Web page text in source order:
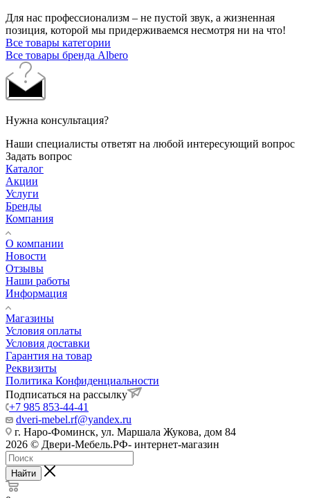
Для нас профессионализм – не пустой звук, а жизненная
позиция, которой мы придерживаемся несмотря ни на что!
Все товары категории
Все товары бренда Albero
Нужна консультация?
Наши специалисты ответят на любой интересующий вопрос
Задать вопрос
Каталог
Акции
Услуги
Бренды
Компания
О компании
Новости
Отзывы
Наши работы
Информация
Магазины
Условия оплаты
Условия доставки
Гарантия на товар
Реквизиты
Политика Конфиденциальности
Подписаться на рассылку
+7 985 853-44-41
dveri-mebel.rf@yandex.ru
г. Наро-Фоминск, ул. Маршала Жукова, дом 84
2026 © Двери-Мебель.РФ- интернет-магазин
Найти